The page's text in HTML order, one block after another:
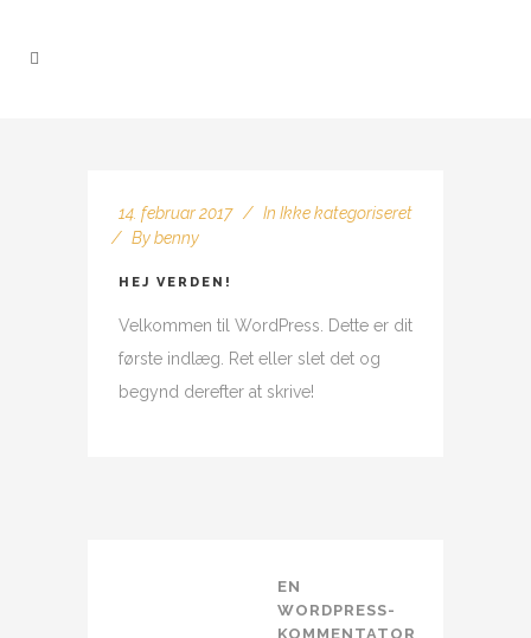
14. februar 2017 In Ikke kategoriseret
Bybenny
HEJ VERDEN!
Velkommen til WordPress. Dette er dit
første indlæg. Ret eller slet det og
begynd derefter at skrive!
EN
WORDPRESS-
KOMMENTATOR